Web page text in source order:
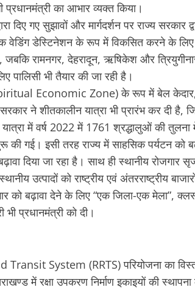
का आभार व्यक्त किया।
गए सुझावों और मार्गदर्शन पर राज्य सरकार
वेडिंग डेस्टिनेशन के रूप में विकसित करने के लिए
है, जबकि रामनगर, देहरादून, ऋषिकेश और
भी तैयार की जा रही है।
Economic Zone) के रूप में बेल
सरकार ने शीतकालीन यात्रा भी प्रारंभ कर दी है,
में वर्ष 2022 में 1761 श्रद्धालुओं की
की गई। इसी तरह राज्य में साहसिक पर्यटन को
दिया जा रहा है। साथ ही स्थानीय
उत्पादों को राष्ट्रीय एवं अंतरराष्ट्रीय
को बढ़ावा देने के लिए “एक जिला-एक मेला”,
प्रधानमंत्री को दी।
System (RRTS) परियोजना का
में रक्षा उपकरण निर्माण इकाइयों की